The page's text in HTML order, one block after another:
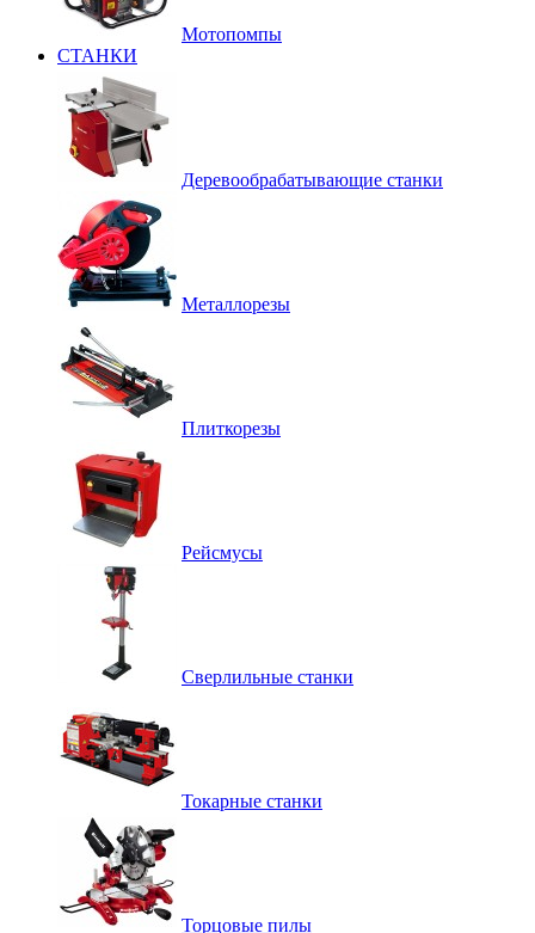
Мотопомпы
СТАНКИ
Деревообрабатывающие станки
Металлорезы
Плиткорезы
Рейсмусы
Сверлильные станки
Токарные станки
Торцовые пилы